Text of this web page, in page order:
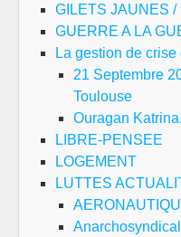
GILETS JAUNES
GUERRE A LA
La gestion de
21 Septembre
Toulouse
Ouragan
LIBRE-PENSEE
LOGEMENT
LUTTES